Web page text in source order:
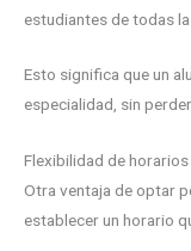
estudiantes de todas
Esto significa que un
especialidad, sin
Flexibilidad de
Otra ventaja de optar
establecer un horario